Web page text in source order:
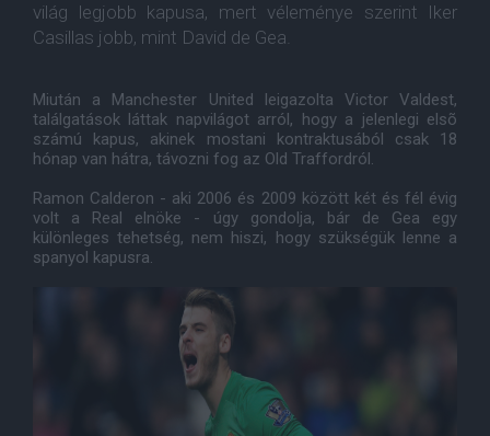
világ legjobb kapusa, mert véleménye szerint Iker
Casillas jobb, mint David de Gea.
Miután a Manchester United leigazolta Victor Valdest,
találgatások láttak napvilágot arról, hogy a jelenlegi elsõ
számú kapus, akinek mostani kontraktusából csak 18
hónap van hátra, távozni fog az Old Traffordról.
Ramon Calderon - aki 2006 és 2009 között két és fél évig
volt a Real elnöke - úgy gondolja, bár de Gea egy
különleges tehetség, nem hiszi, hogy szükségük lenne a
spanyol kapusra.